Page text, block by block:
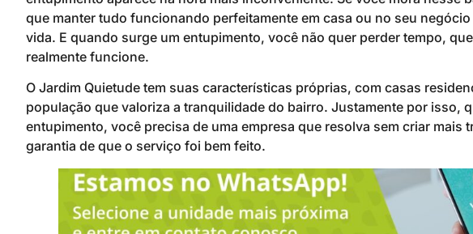
que manter tudo funcionando perfeitamente em casa ou no seu
vida. E quando surge um entupimento, você não quer perder tempo,
realmente funcione.
O Jardim Quietude tem suas características próprias, com casas
população que valoriza a tranquilidade do bairro. Justamente por isso,
entupimento, você precisa de uma empresa que resolva sem criar mais
garantia de que o serviço foi bem feito.